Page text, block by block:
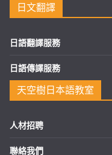
日文翻譯
日語翻譯服務
日語傳譯服務
天空樹日本語教室
人材招聘
聯絡我們